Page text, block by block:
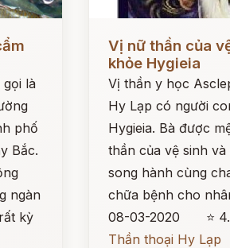
gọi là
phố
Bắc.
ngàn
kỳ
Vị nữ thần của
khỏe Hygieia
Vị thần y học
Hy Lạp có người
Hygieia. Bà được
thần của vệ sinh
song hành cùng
chữa bệnh cho
08-03-2020
⭐
Thần thoại Hy Lạp